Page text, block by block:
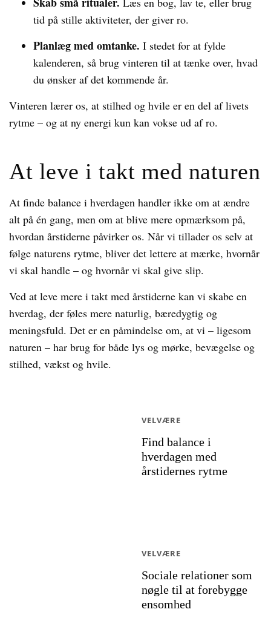
tid på stille aktiviteter, der giver ro.
Planlæg med omtanke. I stedet for at fylde
kalenderen, så brug vinteren til at tænke over, hvad
du ønsker af det kommende år.
Vinteren lærer os, at stilhed og hvile er en del af livets
rytme – og at ny energi kun kan vokse ud af ro.
At leve i takt med naturen
At finde balance i hverdagen handler ikke om at ændre
alt på én gang, men om at blive mere opmærksom på,
hvordan årstiderne påvirker os. Når vi tillader os selv at
følge naturens rytme, bliver det lettere at mærke, hvornår
vi skal handle – og hvornår vi skal give slip.
Ved at leve mere i takt med årstiderne kan vi skabe en
hverdag, der føles mere naturlig, bæredygtig og
meningsfuld. Det er en påmindelse om, at vi – ligesom
naturen – har brug for både lys og mørke, bevægelse og
stilhed, vækst og hvile.
Find balance i
hverdagen med
årstidernes rytme
VELVÆRE
Sociale relationer som
nøgle til at forebygge
ensomhed
VELVÆRE